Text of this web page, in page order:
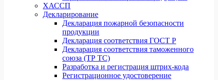
ХАССП
Декларирование
Декларация пожарной безопасности
продукции
Декларация соответствия ГОСТ Р
Декларация соответствия таможенного
союза (ТР ТС)
Разработка и регистрация штрих-кода
Регистрационное удостоверение